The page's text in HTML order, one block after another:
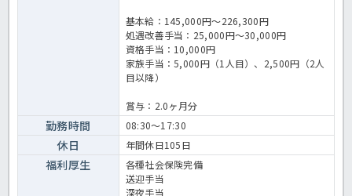
基本給：145,000円～226,300円
処遇改善手当：25,000円～30,000円
資格手当：10,000円
家族手当：5,000円（1人目）、2,500円（2人
目以降）
賞与：2.0ヶ月分
勤務時間 08:30～17:30
休日 年間休日105日
福利厚生
各種社会保険完備
送迎手当
深夜手当